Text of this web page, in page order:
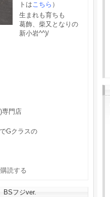
トはこちら ）
生まれも育ちも
葛飾、柴又となりの
新小岩^^)/
専門店
Gクラスの
フジver.